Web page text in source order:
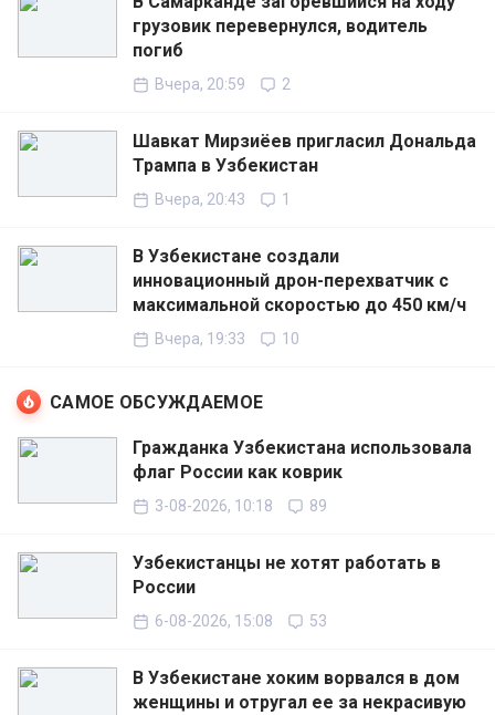
грузовик перевернулся, водитель
погиб
Вчера, 20:59 2
Шавкат Мирзиёев пригласил Дональда
Трампа в Узбекистан
Вчера, 20:43 1
В Узбекистане создали
инновационный дрон-перехватчик с
максимальной скоростью до 450 км/ч
Вчера, 19:33 10
САМОЕ ОБСУЖДАЕМОЕ
Гражданка Узбекистана использовала
флаг России как коврик
3-08-2026, 10:18 89
Узбекистанцы не хотят работать в
России
6-08-2026, 15:08 53
В Узбекистане хоким ворвался в дом
женщины и отругал ее за некрасивую